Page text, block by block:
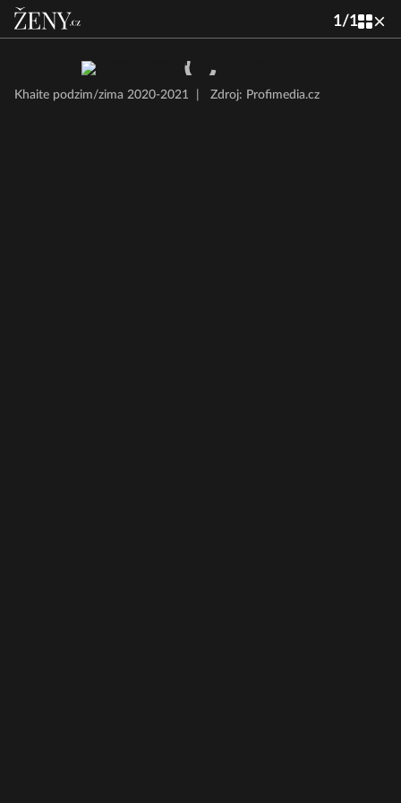
1/1
Khaite podzim/zima 2020-2021 Zdroj: Profimedia.cz